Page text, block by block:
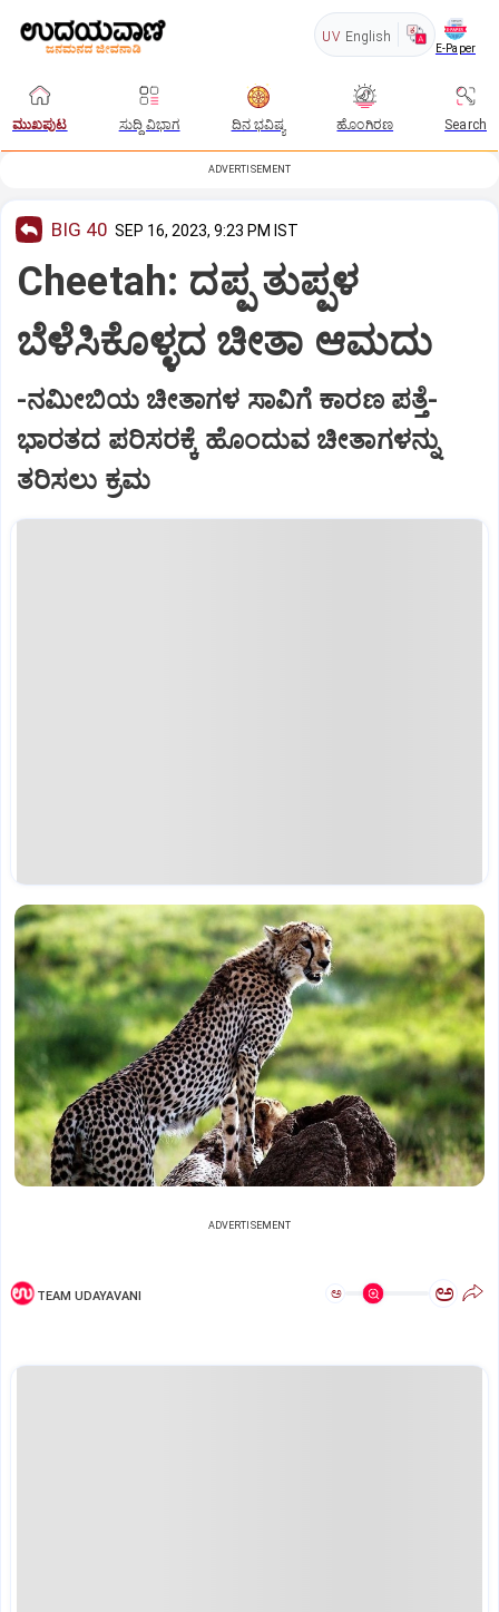
UV English
E-Paper
ಮುಖಪುಟ ಸುದ್ದಿ ವಿಭಾಗ ದಿನ ಭವಿಷ್ಯ ಹೊಂಗಿರಣ Search
ADVERTISEMENT
BIG 40 SEP 16, 2023, 9:23 PM IST
Cheetah: ದಪ್ಪ ತುಪ್ಪಳ
ಬೆಳೆಸಿಕೊಳ್ಳದ ಚೀತಾ ಆಮದು
-ನಮೀಬಿಯ ಚೀತಾಗಳ ಸಾವಿಗೆ ಕಾರಣ ಪತ್ತೆ-
ಭಾರತದ ಪರಿಸರಕ್ಕೆ ಹೊಂದುವ ಚೀತಾಗಳನ್ನು
ತರಿಸಲು ಕ್ರಮ
ADVERTISEMENT
TEAM UDAYAVANI ಅ ಅ